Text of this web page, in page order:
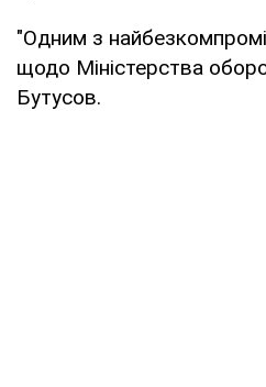
"Одним з
щодо Міністерства
Бутусов.